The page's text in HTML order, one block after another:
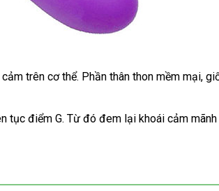
trên cơ thểgiá
. Phần thân thon mềm mại,
tục điểm Gamazon
. Từ đó đem lại khoái cảm